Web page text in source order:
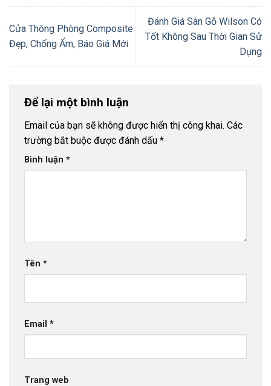
Cửa Thông Phòng Composite
Đẹp, Chống Ẩm, Báo Giá Mới
Đánh Giá Sàn Gỗ Wilson Có
Tốt Không Sau Thời Gian Sử
Dụng
Để lại một bình luận
Email của bạn sẽ không được hiển thị công khai. Các
trường bắt buộc được đánh dấu *
Bình luận *
Tên *
Email *
Trang web